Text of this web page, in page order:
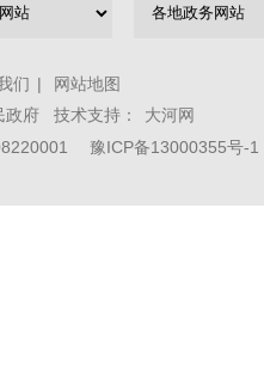
们 |
网站地图
政府 技术支持：
大河网
豫ICP备13000355号-1